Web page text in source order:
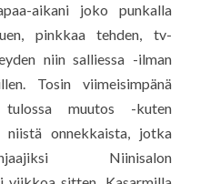
aikani joko punkalla
pinkkaa tehden, tv-
niin salliessa -ilman
Tosin viimeisimpänä
muutos -kuten
onnekkaista, jotka
Niinisalon